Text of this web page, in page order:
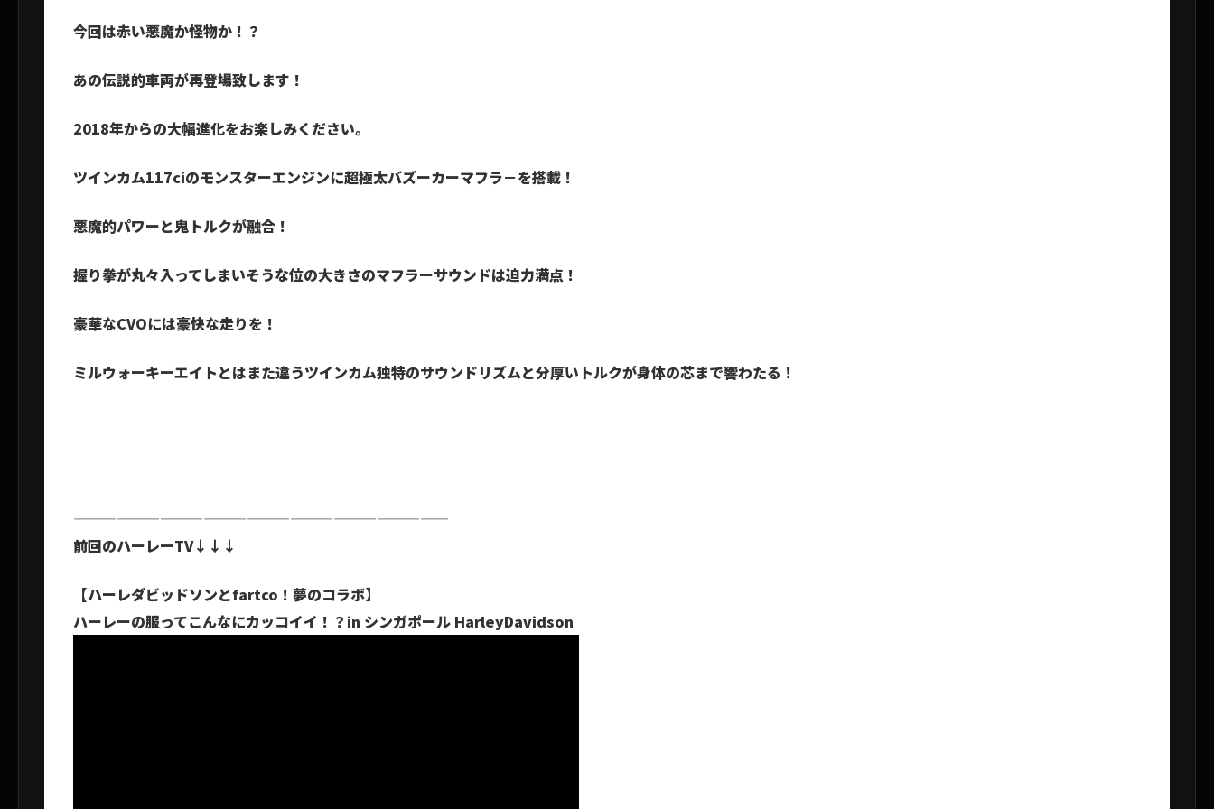
今回は赤い悪魔か怪物か！？
あの伝説的車両が再登場致します！
2018年からの大幅進化をお楽しみください。
ツインカム117ciのモンスターエンジンに超極太バズーカーマフラ－を搭載！
悪魔的パワーと鬼トルクが融合！
握り拳が丸々入ってしまいそうな位の大きさのマフラーサウンドは迫力満点！
豪華なCVOには豪快な走りを！
ミルウォーキーエイトとはまた違うツインカム独特のサウンドリズムと分厚いトルクが身体の芯まで響わたる！
——————————————————————————
前回のハーレーTV↓↓↓
【ハーレダビッドソンとfartco！夢のコラボ】
ハーレーの服ってこんなにカッコイイ！？in シンガポール HarleyDavidson